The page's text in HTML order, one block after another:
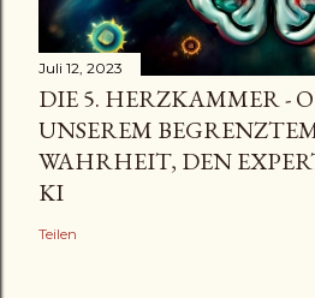
Juli 12, 2023
DIE 5. HERZKAMMER -
UNSEREM
WAHRHEIT, DEN
KI
Teilen